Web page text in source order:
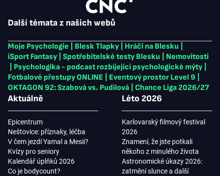
Další témata z našich webů
Moje Psychologie Blesk Tlapky Hráči na Blesku
iSport Fantasy
Spotřebitelské testy Blesku
Nemovitosti
Psychologika - podcast rozbíjející psychologické mýty
Fotbalové přestupy ONLINE
Eventový prostor Level 9
OKTAGON 92: Szabová vs. Pudilová
Chance Liga 2026/27
Aktuálně
Epicentrum
Neštovice: příznaky, léčba
V čem jezdí Yamal a Mesii?
Kvízy pro seniory
Kalendář úplňků 2026
Co je bodycount?
Léto 2026
Karlovarský filmový festival
2026
Znamení, že jste potkali
někoho z minulého života
Astronomické úkazy 2026:
zatmění slunce a další